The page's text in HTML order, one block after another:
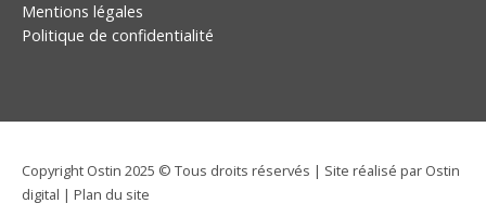
Mentions légales
Politique de confidentialité
Copyright Ostin 2025 © Tous droits réservés | Site réalisé par Ostin
digital | Plan du site